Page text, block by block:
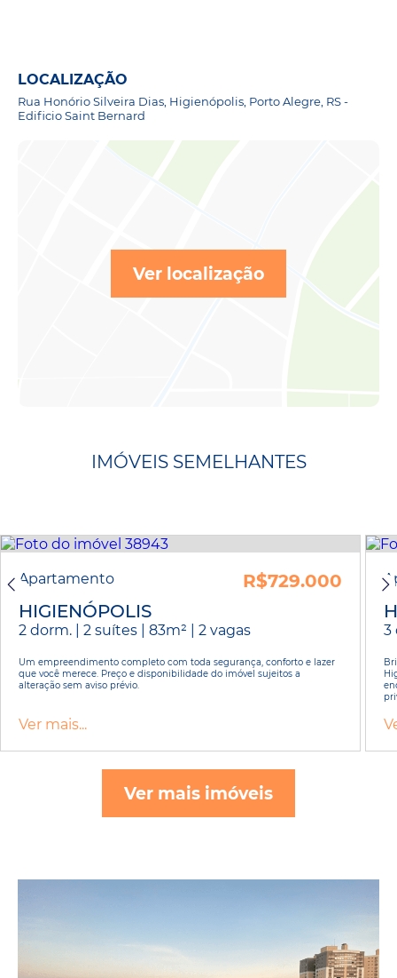
LOCALIZAÇÃO
Rua Honório Silveira Dias, Higienópolis, Porto Alegre, RS -
Edificio Saint Bernard
Ver localização
IMÓVEIS SEMELHANTES
Apartamento
R$729.000
HIGIENÓPOLIS
2 dorm. | 2 suítes | 83m² | 2 vagas
Um empreendimento completo com toda segurança, conforto e lazer
que você merece. Preço e disponibilidade do imóvel sujeitos a
alteração sem aviso prévio.
Ver mais...
3
Ver mais imóveis